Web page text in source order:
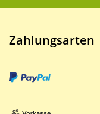
Zahlungsarten